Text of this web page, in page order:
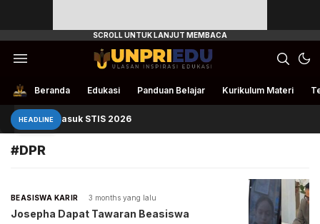
UnpriEdu
Ulasan Inspirasi Edukasi
Beranda Edukasi Panduan Belajar Kurikulum Materi
HEADLINE
Panduan Masuk STIS 2026
#DPR
BEASISWA KARIR 3 months yang lalu
Josepha Dapat Tawaran Beasiswa